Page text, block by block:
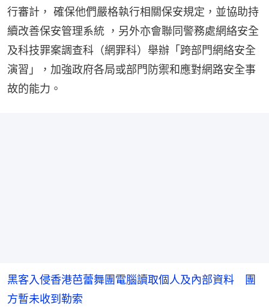
行審計， 確保他們嚴格執行相關保安規定，並協助持
續改善保安管理系統 ，另外亦會聯同警務處網絡安全
及科技罪案調查科（網罪科）舉辦「跨部門網絡安全
演習」，加強政府各局或部門防禦和應對網路安全事
故的能力。
黑客入侵香港芭蕾舞團電腦讀取個人及內部資料 團
方暫未收到勒索